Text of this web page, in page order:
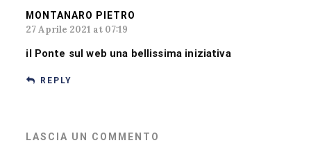
MONTANARO PIETRO
27 Aprile 2021 at 07:19
il Ponte sul web una bellissima iniziativa
REPLY
LASCIA UN COMMENTO